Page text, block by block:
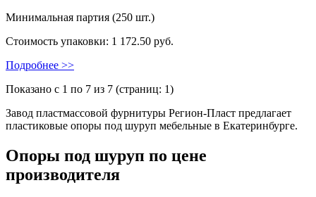
Минимальная партия (250 шт.)
Стоимость упаковки: 1 172.50 руб.
Подробнее >>
Показано с 1 по 7 из 7 (страниц: 1)
Завод пластмассовой фурнитуры Регион-Пласт предлагает
пластиковые опоры под шуруп мебельные в Екатеринбурге.
Опоры под шуруп по цене
производителя